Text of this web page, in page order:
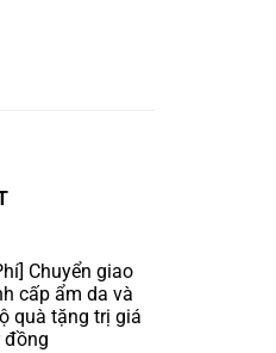
Chuyển giao
cấp ẩm da và
quà tặng trị giá
đồng